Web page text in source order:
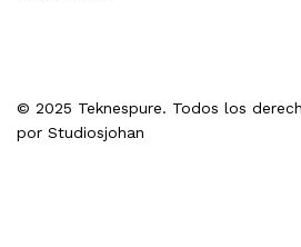
© 2025 Teknespure. Todos los
por Studiosjohan